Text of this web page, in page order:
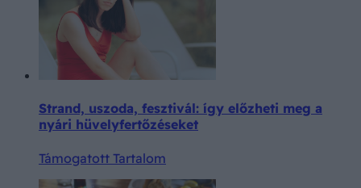
Strand, uszoda, fesztivál: így előzheti meg a
nyári hüvelyfertőzéseket
Támogatott Tartalom